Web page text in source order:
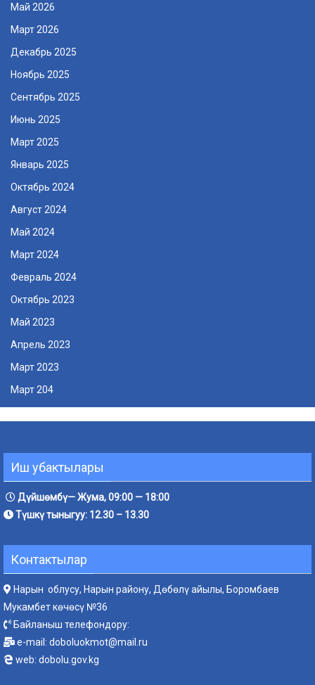
Май 2026
Март 2026
Декабрь 2025
Ноябрь 2025
Сентябрь 2025
Июнь 2025
Март 2025
Январь 2025
Октябрь 2024
Август 2024
Май 2024
Март 2024
Февраль 2024
Октябрь 2023
Май 2023
Апрель 2023
Март 2023
Март 204
Иш убактылары
Дүйшөмбү— Жума, 09:00 — 18:00
Түшкү тыныгуу: 12.30 – 13.30
Контактылар
Нарын облусу, Нарын району, Дөбөлү айылы, Боромбаев
Мукамбет көчөсү №36
Байланыш телефондору:
e-mail: doboluokmot@mail.ru
web: dobolu.gov.kg